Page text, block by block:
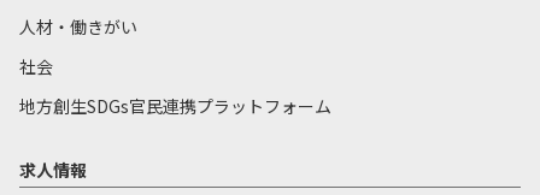
人材・働きがい
社会
地方創生SDGs官民連携プラットフォーム
求人情報